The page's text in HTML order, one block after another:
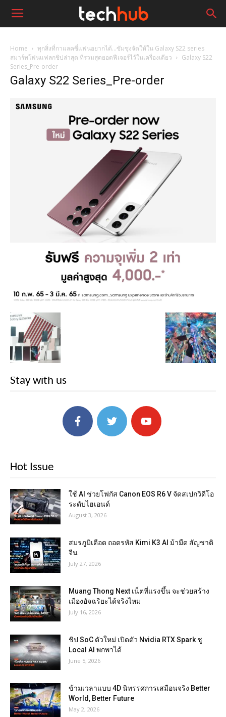
Home
ทุกสิ่งที่กาแลคซี่แฟนอยากได้…ซัมซุงจัดให้ใน Galaxy S22 series
สมาร์ทโฟนแฟลกชิปล่าสุด ที่รวมสุดยอดฟีเจอร์ไว้ในเครื่องเดียว
Galaxy S22
Series_Pre-order
Galaxy S22 Series_Pre-order
Stay with us
Hot Issue
ใช้ AI ช่วยโฟกัส Canon EOS R6 V จัดสเปกวิดีโอ
ระดับไฮเอนด์
August 3, 2026
สมรภูมิเดือด ถอดรหัส Kimi K3 AI ม้ามืด สัญชาติ
จีน
July 27, 2026
Muang Thong Next เน็ตที่แรงขึ้น จะช่วยสร้าง
เมืองอัจฉริยะได้จริงไหม
July 16, 2026
ชิป SoC ตัวใหม่ เปิดตัว Nvidia RTX Spark ชู
Local AI พกพาได้
June 5, 2026
ข้ามเวลาแบบ 4D นิทรรศการเสมือนจริง Better
World, Better Future
May 2, 2026